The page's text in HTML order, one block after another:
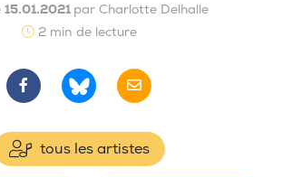
15.01.2021 par Charlotte Delhalle
2 min de lecture
tous les artistes